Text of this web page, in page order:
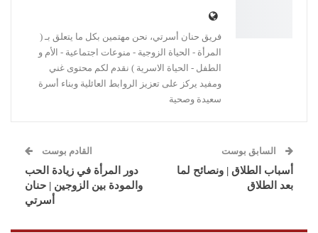
فريق حنان أسرتي، نحن مهتمين بكل ما يتعلق بـ (
المرأة - الحياة الزوجية - منوعات اجتماعية - الأم و
الطفل - الحياة الاسرية ) نقدم لكم محتوى غني
ومفيد يركز على تعزيز الروابط العائلية وبناء أسرة
سعيدة وصحية
السابق بوست
أسباب الطلاق | ونصائح لما
بعد الطلاق
القادم بوست
دور المرأة في زيادة الحب
والمودة بين الزوجين | حنان
أسرتي